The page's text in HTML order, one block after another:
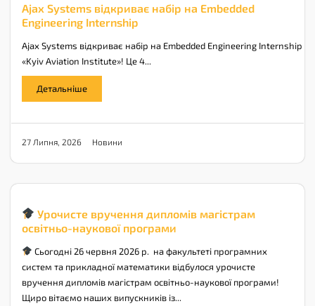
Ajax Systems відкриває набір на Embedded
Engineering Internship
27 Липня, 2026 Новини
Ajax Systems відкриває набір на Embedded Engineering Internship
«Kyiv Aviation Institute»! Це 4...
Детальніше
Урочисте вручення дипломів магістрам
освітньо-наукової програми
Сьогодні 26 червня 2026 р. на факультеті програмних
систем та прикладної математики відбулося урочисте
вручення дипломів магістрам освітньо-наукової програми!
Щиро вітаємо наших випускників із...